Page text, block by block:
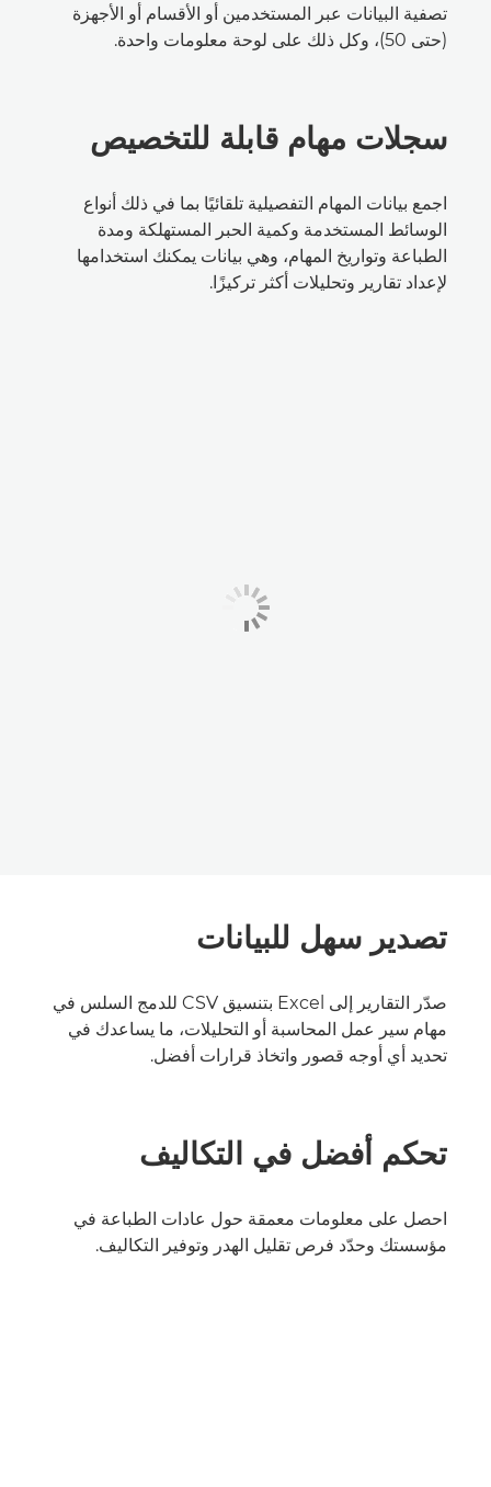
تصفية البيانات عبر المستخدمين أو الأقسام أو الأجهزة
(حتى 50)، وكل ذلك على لوحة معلومات واحدة.
سجلات مهام قابلة للتخصيص
اجمع بيانات المهام التفصيلية تلقائيًا بما في ذلك أنواع
الوسائط المستخدمة وكمية الحبر المستهلكة ومدة
الطباعة وتواريخ المهام، وهي بيانات يمكنك استخدامها
لإعداد تقارير وتحليلات أكثر تركيزًا.
تصدير سهل للبيانات
صدّر التقارير إلى Excel بتنسيق CSV للدمج السلس في
مهام سير عمل المحاسبة أو التحليلات، ما يساعدك في
تحديد أي أوجه قصور واتخاذ قرارات أفضل.
تحكم أفضل في التكاليف
احصل على معلومات معمقة حول عادات الطباعة في
مؤسستك وحدّد فرص تقليل الهدر وتوفير التكاليف.